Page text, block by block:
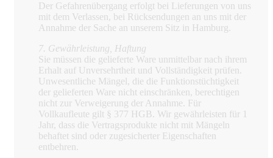
Der Gefahrenübergang erfolgt bei Lieferungen von uns
mit dem Verlassen, bei Rücksendungen an uns mit der
Annahme der Sache an unserem Sitz in Hamburg.
7. Gewährleistung, Haftung
Sie müssen die gelieferte Ware unmittelbar nach ihrem
Erhalt auf Unversehrtheit und Vollständigkeit prüfen.
Unwesentliche Mängel, die die Funktionstüchtigkeit
der gelieferten Ware nicht einschränken, berechtigen
nicht zur Verweigerung der Annahme. Für
Vollkaufleute gilt § 377 HGB. Wir gewährleisten für 1
Jahr, dass die Vertragsprodukte nicht mit Mängeln
behaftet sind oder zugesicherter Eigenschaften
entbehren.